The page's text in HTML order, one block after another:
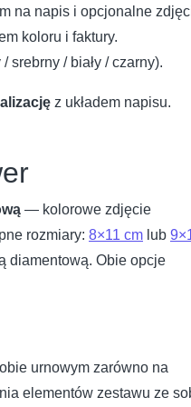
na napis i opcjonalne
koloru i faktury.
srebrny / biały / czarny).
z układem napisu.
— kolorowe zdjęcie
rozmiary: 8×11 cm lub
diamentową. Obie opcje
urnowym zarówno na
elementów zestawu ze